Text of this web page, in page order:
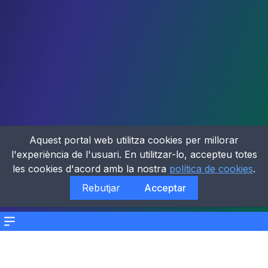
Menu
Aquest portal web utilitza cookies per millorar
l'experiència de l'usuari. En utilitzar-lo, accepteu totes
les cookies d'acord amb la nostra política de cookies.
Rebutjar
Acceptar